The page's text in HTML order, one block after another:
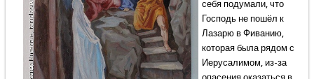
себя подумали, что
Господь не пошёл к
Лазарю в Фиванию,
которая была рядом с
Иерусалимом, из-за